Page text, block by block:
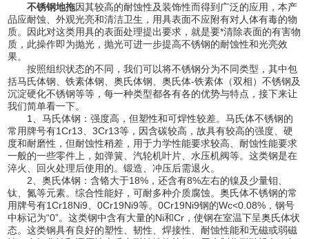
不锈钢地拖因其较高的耐蚀性及装饰性而得到广泛的应用，本产
品应耐蚀、外观光亮和清洁卫生，用具表面不应附有对人体有毒的物
质。因此对这类用具的表面处理提出要求，就是要*清除表面的有害物
质，此操作即为抛光，抛光可进一步提高不锈钢的耐蚀性和光亮效
果。
按照组织状态的不同，我们可以将不锈钢分为不同类型，其中包
括马氏体钢、铁素体钢、奥氏体钢、奥氏体-铁素体（双相）不锈钢及
沉淀硬化不锈钢等等，每一种类型都各有各的优势与特点，接下来让
我们简单看一下。
1、马氏体钢：强度高，但塑性和可焊性较差。马氏体不锈钢的
常用牌号有1Cr13、3Cr13等，因含碳较高，故具有较高的强度、硬
度和耐磨性，但耐蚀性稍差，用于力学性能要求较高、耐蚀性能要求
一般的一些零件上，如弹簧、汽轮机叶片、水压机阀等。这类钢是在
淬火、回火处理后使用的。锻造、冲压后需退火。
2、奥氏体钢：含铬大于18%，还含有8%左右的镍及少量钼、
钛、氮等元素。综合性能好，可耐多种介质腐蚀。奥氏体不锈钢的常
用牌号有1Cr18Ni9、0Cr19Ni9等。0Cr19Ni9钢的Wc<0.08%，钢号
中标记为“0”。这类钢中含有大量的Ni和Cr，使钢在室温下呈奥氏体状
态。这类钢具有良好的塑性、韧性、焊接性、耐蚀性能和无磁或弱磁